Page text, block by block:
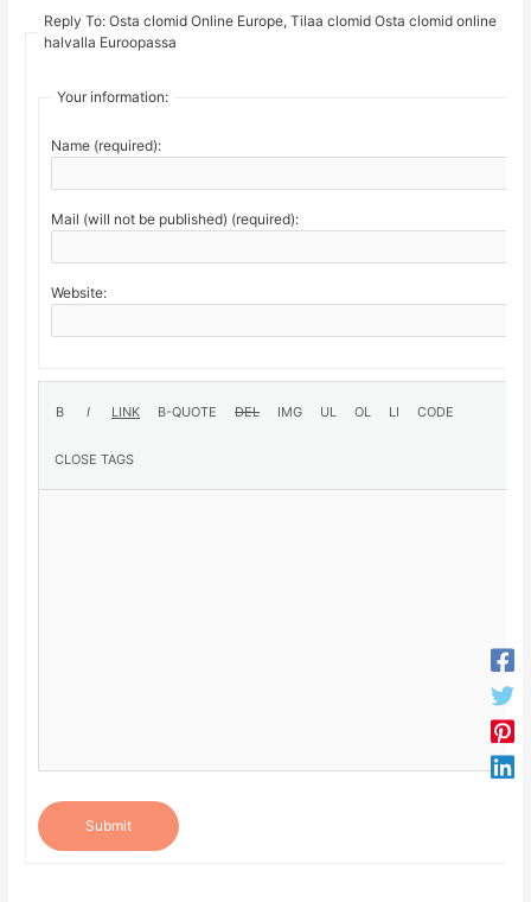
Reply To: Osta clomid Online Europe, Tilaa clomid Osta clomid online
halvalla Euroopassa
Your information:
Name (required):
Mail (will not be published) (required):
Website:
Submit